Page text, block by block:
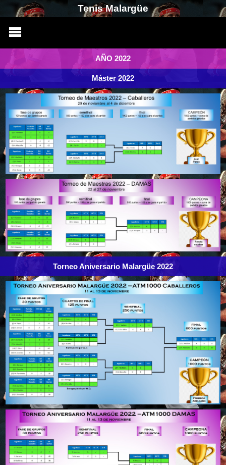
Tenis Malargüe
AÑO 2022
Máster 2022
Torneo Aniversario Malargüe 2022